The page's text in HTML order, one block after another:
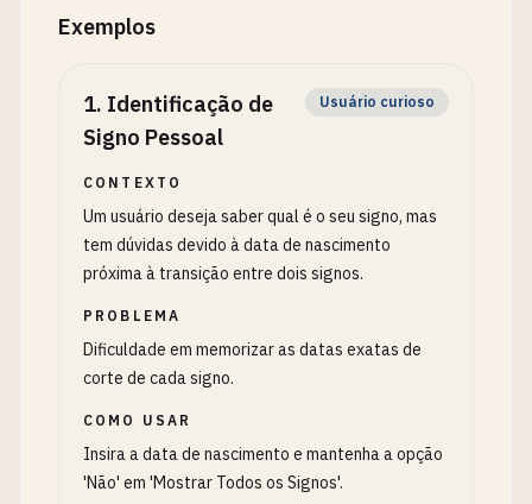
Exemplos
1. Identificação de
Signo Pessoal
Usuário curioso
CONTEXTO
Um usuário deseja saber qual é o seu signo, mas
tem dúvidas devido à data de nascimento
próxima à transição entre dois signos.
PROBLEMA
Dificuldade em memorizar as datas exatas de
corte de cada signo.
COMO USAR
Insira a data de nascimento e mantenha a opção
'Não' em 'Mostrar Todos os Signos'.